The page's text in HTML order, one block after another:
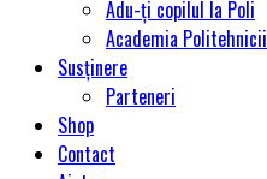
Adu-ți copilul la Poli
Academia Politehnicii
Susținere
Parteneri
Shop
Contact